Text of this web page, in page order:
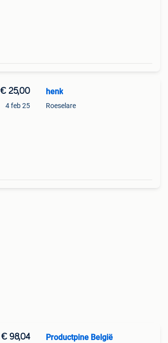
€ 25,00
4 feb 25
henk
Roeselare
€ 98,04 Productpine België